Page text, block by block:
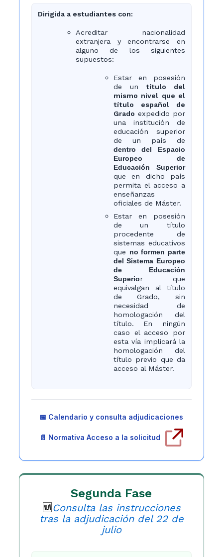
Dirigida a estudiantes con:
Acreditar nacionalidad
extranjera y encontrarse en
alguno de los siguientes
supuestos:
Estar en posesión
de untítulo del
mismo nivel que el
título español de
Grado expedido por
una institución de
educación superior
de un país de
dentro del Espacio
Europeo de
Educación Superior
que en dicho país
permita el acceso a
enseñanzas
oficiales de Máster.
Estar en posesión
de un título
procedente de
sistemas educativos
que no formen parte
del Sistema Europeo
de Educación
Superior que
equivalgan al título
de Grado, sin
necesidad de
homologación del
título. En ningún
caso el acceso por
esta vía implicará la
homologación del
título previo que da
acceso al Máster.
📅 Calendario y consulta adjudicaciones
📄 NormativaAcceso a la solicitud
Segunda Fase
🆕Consulta las instrucciones
tras la adjudicación del 22 de
julio